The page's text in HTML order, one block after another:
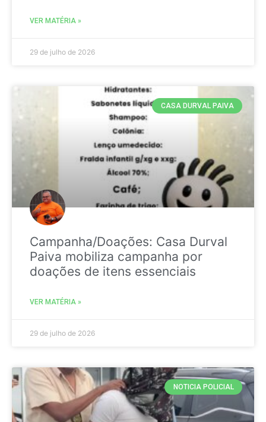
VER MATÉRIA »
29 de julho de 2026
CASA DURVAL PAIVA
Campanha/Doações: Casa Durval
Paiva mobiliza campanha por
doações de itens essenciais
VER MATÉRIA »
29 de julho de 2026
NOTICIA POLICIAL